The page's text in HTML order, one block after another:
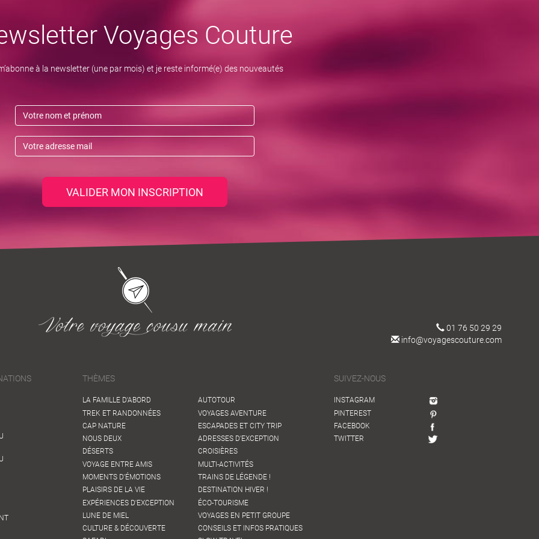
Voyages Couture
à la newsletter (une par mois) et je reste informé(e) des nouveautés
VALIDER MON INSCRIPTION
01 76 50 29 29
info@voyagescouture.com
THÈMES
LA FAMILLE D'ABORD
TREK ET RANDONNÉES
CAP NATURE
NOUS DEUX
DÉSERTS
VOYAGE ENTRE AMIS
MOMENTS D'ÉMOTIONS
PLAISIRS DE LA VIE
EXPÉRIENCES D'EXCEPTION
LUNE DE MIEL
CULTURE & DÉCOUVERTE
AUTOTOUR
VOYAGES AVENTURE
ESCAPADES ET CITY TRIP
ADRESSES D'EXCEPTION
CROISIÈRES
MULTI-ACTIVITÉS
TRAINS DE LÉGENDE !
DESTINATION HIVER !
ÉCO-TOURISME
VOYAGES EN PETIT GROUPE
CONSEILS ET INFOS PRATIQUES
SUIVEZ-NOUS
INSTAGRAM
PINTEREST
FACEBOOK
TWITTER